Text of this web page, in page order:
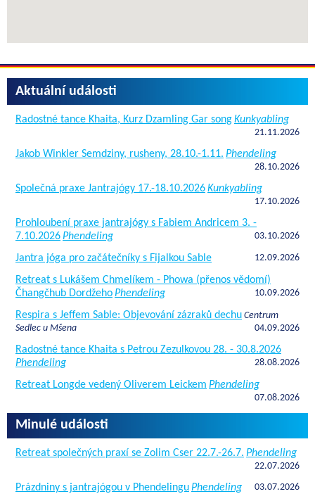
Aktuální události
Radostné tance Khaita, Kurz Dzamling Gar songKunkyabling
21.11.2026
Jakob Winkler Semdziny, rusheny, 28.10.-1.11. Phendeling
28.10.2026
Společná praxe Jantrajógy 17.-18.10.2026Kunkyabling
17.10.2026
Prohloubení praxe jantrajógy s Fabiem Andricem 3. -
7.10.2026Phendeling 03.10.2026
Jantra jóga pro začátečníky s Fijalkou Sable 12.09.2026
Retreat s Lukášem Chmelíkem - Phowa (přenos vědomí)
Čhangčhub DordžehoPhendeling 10.09.2026
Respira s Jeffem Sable: Objevování zázraků dechu Centrum
Sedlec u Mšena
04.09.2026
Radostné tance Khaita s Petrou Zezulkovou 28. - 30.8.2026
Phendeling
28.08.2026
Retreat Longde vedený Oliverem Leickem Phendeling
07.08.2026
Minulé události
Retreat společných praxí se Zolim Cser 22.7.-26.7. Phendeling
22.07.2026
Prázdniny s jantrajógou v PhendelinguPhendeling 03.07.2026